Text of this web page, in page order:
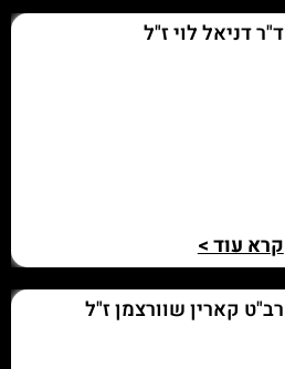
ד"ר דניאל לוי ז"ל
קרא עוד >
רב"ט קארין שוורצמן ז"ל